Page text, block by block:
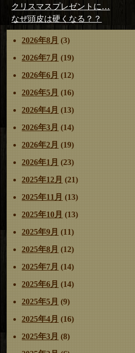
者
日:
投
稿
ナ
ビ
ゲ
シ
ョ
前
の
投
稿:
クリスマスプレゼントに…
次
の
投
稿:
なぜ頭皮は硬くなる？？
2026年8月 (3)
2026年7月 (19)
2026年6月 (12)
2026年5月 (16)
2026年4月 (13)
2026年3月 (14)
2026年2月 (19)
2026年1月 (23)
2025年12月 (21)
2025年11月 (13)
2025年10月 (13)
2025年9月 (11)
2025年8月 (12)
2025年7月 (14)
2025年6月 (14)
2025年5月 (9)
2025年4月 (16)
2025年3月 (8)